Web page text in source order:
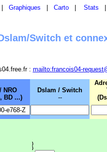
Graphiques Carto Stats
Switch et
: mailto:francois04-
NRO
BD ...)
Dslam / Switch
--
}
}